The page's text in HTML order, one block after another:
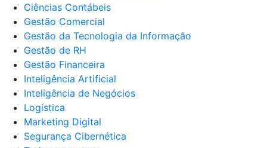
Ciências Contábeis
Gestão Comercial
Gestão da Tecnologia da Informação
Gestão de RH
Gestão Financeira
Inteligência Artificial
Inteligência de Negócios
Logística
Marketing Digital
Segurança Cibernética